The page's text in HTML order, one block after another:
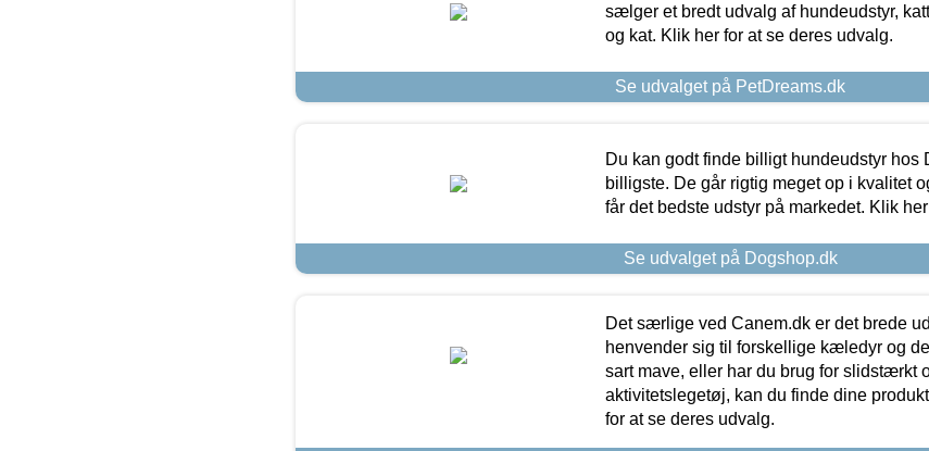
sælger et bredt udvalg af hundeudstyr,
og kat. Klik her for at se deres udvalg.
Se udvalget på PetDreams.dk
Du kan godt finde billigt hundeudstyr hos
billigste. De går rigtig meget op i kvalitet
får det bedste udstyr på markedet. Klik
Se udvalget på Dogshop.dk
Det særlige ved Canem.dk er det brede
henvender sig til forskellige kæledyr og
sart mave, eller har du brug for slidstærkt
aktivitetslegetøj, kan du finde dine
for at se deres udvalg.